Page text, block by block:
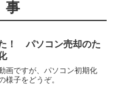
！ パソコン売却のた
画ですが、パソコン初期化
様子をどうぞ。